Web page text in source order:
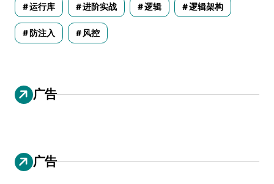
运行库 进阶实战 逻辑 逻辑架构
防注入 风控
广告
广告